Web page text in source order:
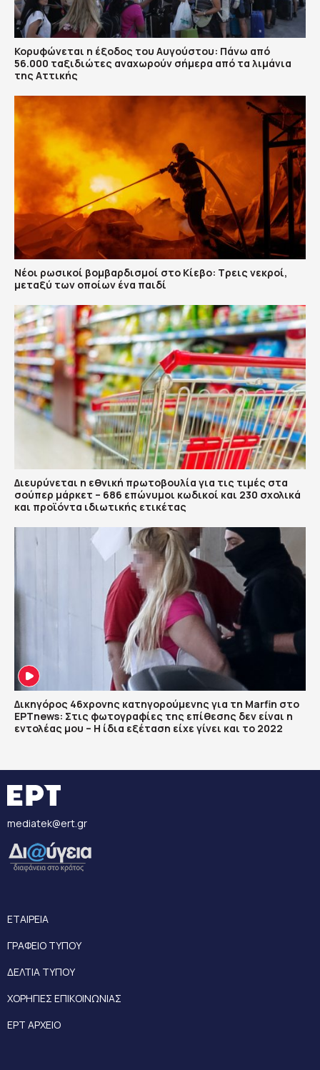
Κορυφώνεται η έξοδος του Αυγούστου: Πάνω από
56.000 ταξιδιώτες αναχωρούν σήμερα από τα λιμάνια
της Αττικής
Νέοι ρωσικοί βομβαρδισμοί στο Κίεβο: Τρεις νεκροί,
μεταξύ των οποίων ένα παιδί
Διευρύνεται η εθνική πρωτοβουλία για τις τιμές στα
σούπερ μάρκετ – 686 επώνυμοι κωδικοί και 230 σχολικά
και προϊόντα ιδιωτικής ετικέτας
Δικηγόρος 46χρονης κατηγορούμενης για τη Marfin στο
ΕΡΤnews: Στις φωτογραφίες της επίθεσης δεν είναι η
εντολέας μου – Η ίδια εξέταση είχε γίνει και το 2022
mediatek@ert.gr
ΕΤΑΙΡΕΙΑ
ΓΡΑΦΕΙΟ ΤΥΠΟΥ
ΔΕΛΤΙΑ ΤΥΠΟΥ
ΧΟΡΗΓΙΕΣ ΕΠΙΚΟΙΝΩΝΙΑΣ
ΕΡΤ ΑΡΧΕΙΟ